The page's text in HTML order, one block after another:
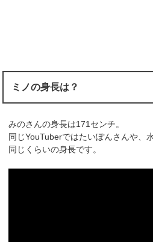
ミノの身長は？
みのさんの身長は171センチ。
同じYouTuberではたいぽんさんや、
同じくらいの身長です。